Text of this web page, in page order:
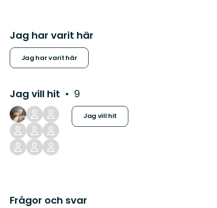
Jag har varit här
Jag har varit här
Jag vill hit 9
Jag vill hit
Frågor och svar